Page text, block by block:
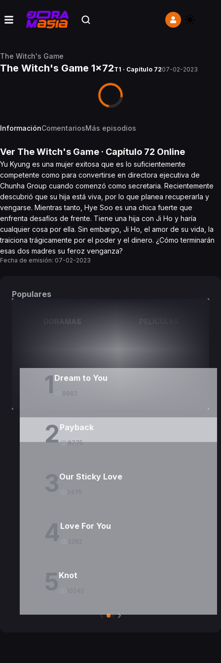
The Witch's Game
The Witch's Game 1x72T1 · Capítulo 7207-02-2023
InformaciónComentariosMás episodios
Ver The Witch's Game · Capítulo 72 Online
Yu Kyung es una mujer exitosa que es lo suficientemente
competente como para convertirse en directora ejecutiva de
Chunha Group cuando comenzó como secretaria. Recientemente
descubrió que su hija está viva, por lo que planea recuperarla y
vengarse. Mientras tanto, Hye Soo es una chica fuerte que
enfrenta desafíos de frente. Tiene una hija con Ji Ho y haría
cualquier cosa por ella. Sin embargo, Ji Ho, el amor de su vida, la
traiciona trágicamente por el poder y el dinero. ¿Cómo terminarán
esas dos madres su feroz venganza?
Fecha de emisión: 07-02-2023
Populares
DORAMAS PELÍCULAS
1 Dream to You
9962
2Payback
8775
3Our Sticky Love
2475
4Love For You
5282
5Knot
10240